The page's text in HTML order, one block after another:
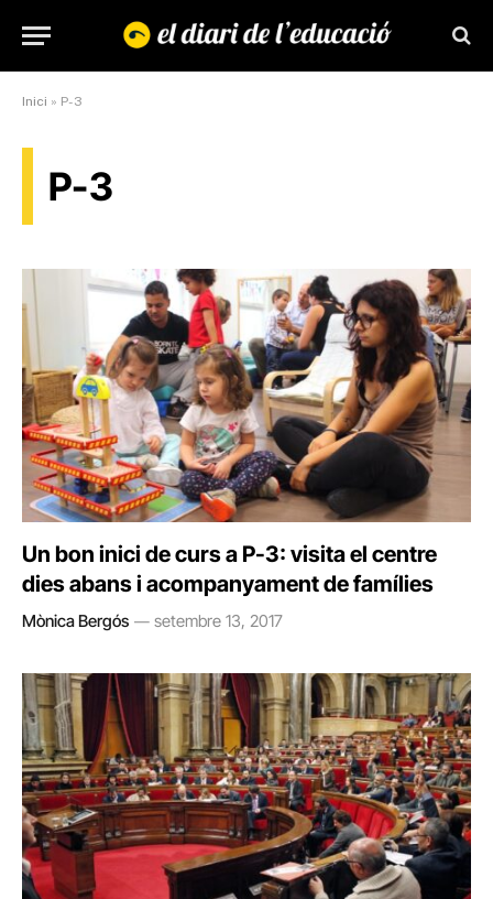
Inici » P-3
P-3
Un bon inici de curs a P-3: visita el centre
dies abans i acompanyament de famílies
Mònica Bergós setembre 13, 2017